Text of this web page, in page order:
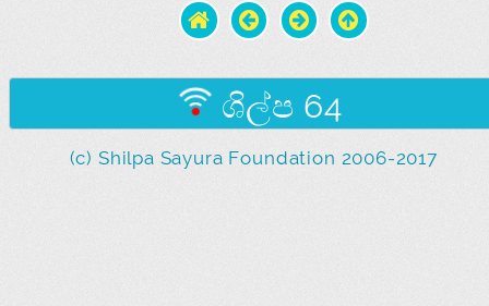
ශිල්ප 64
(c) Shilpa Sayura Foundation 2006-2017